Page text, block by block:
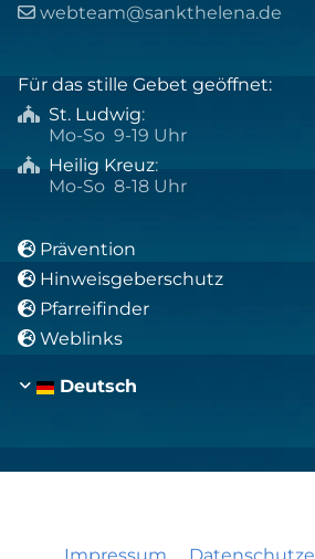
 webteam@sankthelena.de
Für das stille Gebet geöffnet:
 St. Ludwig:
Mo-So 9-19 Uhr
 Heilig Kreuz:
Mo-So 8-18 Uhr
 Prävention
 Hinweisgeberschutz
 Pfarreifinder
 Weblinks
Deutsch